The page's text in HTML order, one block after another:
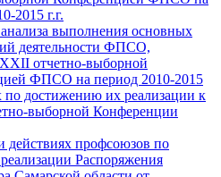
2015 г.г.
выполнения основных
деятельности ФПСО,
отчетно-выборной
ФПСО на период 2010-2015
по достижению их реализации к
выборной Конференции
действиях профсоюзов по
Распоряжения